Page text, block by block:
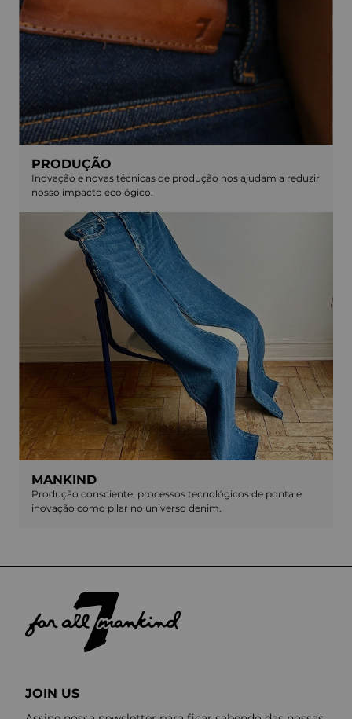
PRODUÇÃO
Inovação e novas técnicas de produção nos ajudam a reduzir
nosso impacto ecológico.
MANKIND
Produção consciente, processos tecnológicos de ponta e
inovação como pilar no universo denim.
JOIN US